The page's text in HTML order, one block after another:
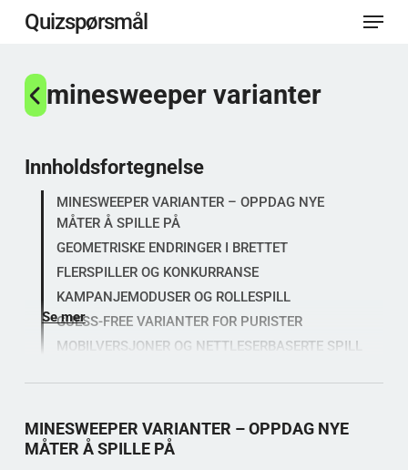
hovedinnhold
Quizspørsmål Meny
minesweeper varianter
MINESWEEPER VARIANTER – OPPDAG NYE
MÅTER Å SPILLE PÅ
Innholdsfortegnelse
MINESWEEPER VARIANTER – OPPDAG NYE
MÅTER Å SPILLE PÅ
GEOMETRISKE ENDRINGER I BRETTET
FLERSPILLER OG KONKURRANSE
KAMPANJEMODUSER OG ROLLESPILL
GUESS-FREE VARIANTER FOR PURISTER
MOBILVERSJONER OG NETTLESERBASERTE SPILL
Finnes det varianter hvor man ikke kan tape
på første klikk?
Se mer